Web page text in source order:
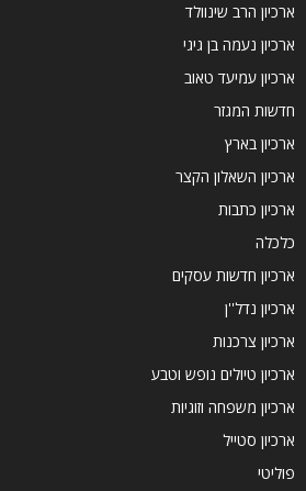
ארכיון הרב שינוולד
ארכיון נעמה בן גיגי
ארכיון עמיעד טאוב
חדשות המגזר
ארכיון בארץ
ארכיון השאלון הקצר
ארכיון כתבות
כלכלה
ארכיון חדשות עסקים
ארכיון נדל''ן
ארכיון צרכנות
ארכיון טיולים נופש וטבע
ארכיון משפחה וזוגיות
ארכיון סטייל
פוליטי